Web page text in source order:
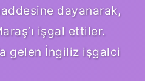
dayanarak,
işgal ettiler.
gelen İngiliz işgalci